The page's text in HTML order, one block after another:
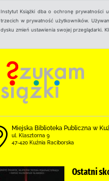
Instytut Książki dba o ochronę prywatności
trzecich w prywatność użytkowników.
dysku zmień ustawienia swojej przeglądarki.
Miejska Biblioteka Publiczna w
ul. Klasztorna 9
47-420 Kuźnia Raciborska
Ostatni